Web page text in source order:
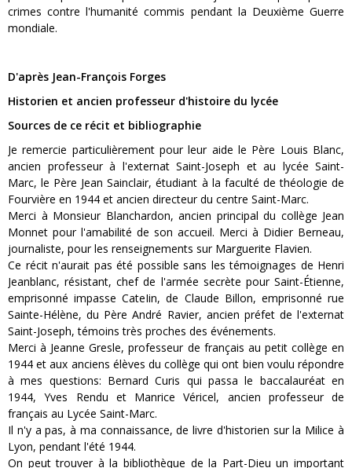
crimes contre l'humanité commis pendant la Deuxième Guerre
mondiale.
D'après Jean-François Forges
Historien et ancien professeur d'histoire du lycée
Sources de ce récit et bibliographie
Je remercie particulièrement pour leur aide le Père Louis Blanc,
ancien professeur à l'externat Saint-Joseph et au lycée Saint-
Marc, le Père Jean Sainclair, étudiant à la faculté de théologie de
Fourvière en 1944 et ancien directeur du centre Saint-Marc.
Merci à Monsieur Blanchardon, ancien principal du collège Jean
Monnet pour l'amabilité de son accueil. Merci à Didier Berneau,
journaliste, pour les renseignements sur Marguerite Flavien.
Ce récit n'aurait pas été possible sans les témoignages de Henri
Jeanblanc, résistant, chef de l'armée secrète pour Saint-Étienne,
emprisonné impasse CateIin, de Claude Billon, emprisonné rue
Sainte-Hélène, du Père André Ravier, ancien préfet de l'externat
Saint-Joseph, témoins très proches des événements.
Merci à Jeanne Gresle, professeur de français au petit collège en
1944 et aux anciens élèves du collège qui ont bien voulu répondre
à mes questions: Bernard Curis qui passa le baccalauréat en
1944, Yves Rendu et Manrice Véricel, ancien professeur de
français au Lycée Saint-Marc.
Il n'y a pas, à ma connaissance, de livre d'historien sur la Milice à
Lyon, pendant l'été 1944.
On peut trouver à la bibliothèque de la Part-Dieu un important